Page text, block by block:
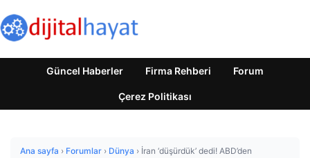
Güncel Haberler Firma Rehberi Forum
Çerez Politikası
Ana sayfa › Forumlar › Dünya › İran ‘düşürdük’ dedi! ABD’den